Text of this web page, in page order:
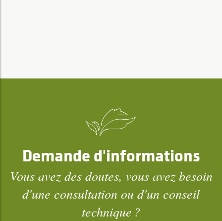
Demande d'informations
Vous avez des doutes, vous avez besoin
d'une consultation ou d'un conseil
technique ?